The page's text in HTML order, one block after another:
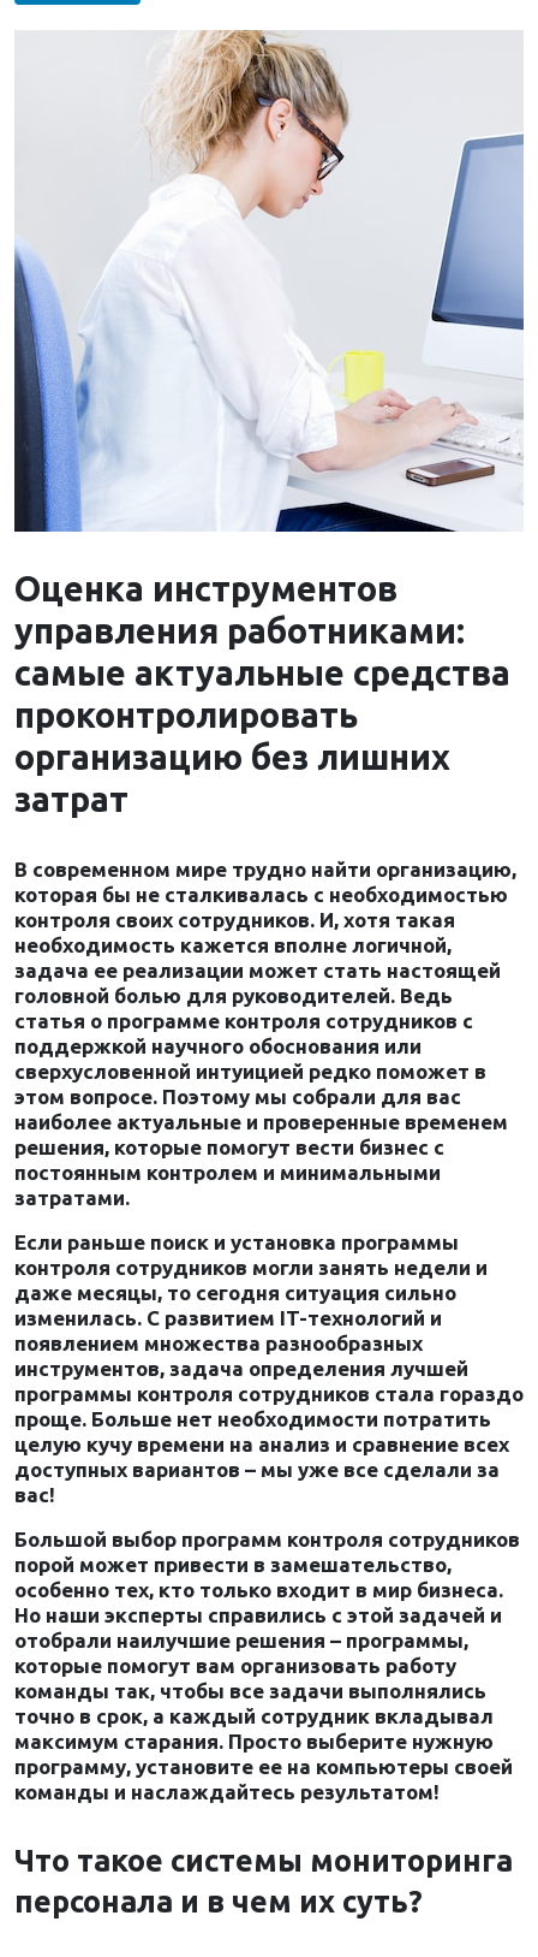
Оценка инструментов
управления работниками:
самые актуальные средства
проконтролировать
организацию без лишних
затрат
В современном мире трудно найти организацию,
которая бы не сталкивалась с необходимостью
контроля своих сотрудников. И, хотя такая
необходимость кажется вполне логичной,
задача ее реализации может стать настоящей
головной болью для руководителей. Ведь
статья о программе контроля сотрудников с
поддержкой научного обоснования или
сверхусловенной интуицией редко поможет в
этом вопросе. Поэтому мы собрали для вас
наиболее актуальные и проверенные временем
решения, которые помогут вести бизнес с
постоянным контролем и минимальными
затратами.
Если раньше поиск и установка программы
контроля сотрудников могли занять недели и
даже месяцы, то сегодня ситуация сильно
изменилась. С развитием IT-технологий и
появлением множества разнообразных
инструментов, задача определения лучшей
программы контроля сотрудников стала гораздо
проще. Больше нет необходимости потратить
целую кучу времени на анализ и сравнение всех
доступных вариантов – мы уже все сделали за
вас!
Большой выбор программ контроля сотрудников
порой может привести в замешательство,
особенно тех, кто только входит в мир бизнеса.
Но наши эксперты справились с этой задачей и
отобрали наилучшие решения – программы,
которые помогут вам организовать работу
команды так, чтобы все задачи выполнялись
точно в срок, а каждый сотрудник вкладывал
максимум старания. Просто выберите нужную
программу, установите ее на компьютеры своей
команды и наслаждайтесь результатом!
Что такое системы мониторинга
персонала и в чем их суть?